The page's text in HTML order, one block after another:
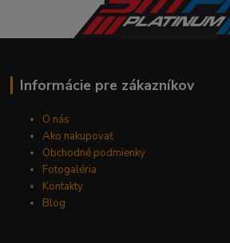
Informácie pre zákazníkov
O nás
Ako nakupovať
Obchodné podmienky
Fotogaléria
Kontakty
Blog